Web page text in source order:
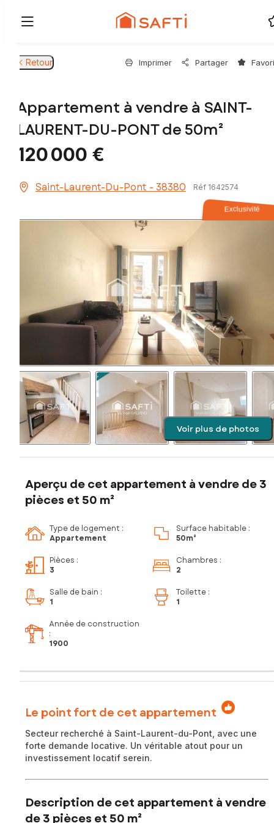
Retour Imprimer Partager
Appartement à vendre à SAINT-
LAURENT-DU-PONT de 50m²
120 000 €
Saint-Laurent-Du-Pont - 38380 Réf 1642574
Exclusivité
Voir plus de photos
Aperçu de cet appartement à vendre de 3
pièces et 50 m²
Type de logement :
Appartement
Surface habitable :
50m²
Pièces :
3
Chambres :
2
Salle de bain :
1
Toilette :
1
Année de construction
:
1900
Le point fort de cet appartement
Secteur recherché à Saint-Laurent-du-Pont, avec une
forte demande locative. Un véritable atout pour un
investissement locatif serein.
Description de cet appartement à vendre
de 3 pièces et 50 m²